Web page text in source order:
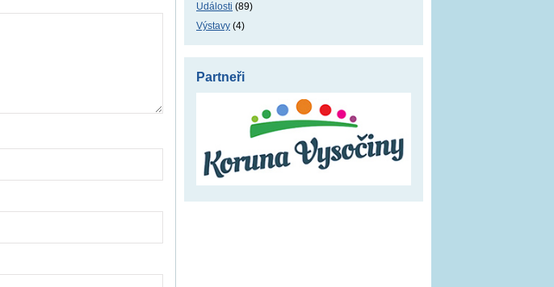
Události (89)
Výstavy (4)
Partneři